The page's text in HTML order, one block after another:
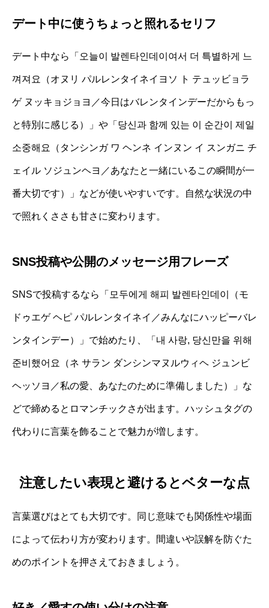
デート中に使うちょっと照れるセリフ
デート中なら「오늘이 발렌타인데이여서 더 특별하게 느
껴져요（オヌリ パルレンタイネイヨソ ト テュッビョラ
ゲ ヌッキョジョヨ／今日はバレンタインデーだからもっ
と特別に感じる）」や「당신과 함께 있는 이 순간이 제일
소중해요（タンシンガ ワ ヘンネ インヌン イ スンガニ チ
ェイル ソジュンヘヨ／あなたと一緒にいるこの瞬間が一
番大切です）」などが使いやすいです。自然な状況の中
で照れくささも甘さに変わります。
SNS投稿や公開のメッセージ用フレーズ
SNSで投稿するなら「모두에게 해피 발렌타인데이（モ
ドゥエゲ ヘピ パルレンタイネイ／みんなにハッピーバレ
ンタインデー）」で始めたり、「내 사랑, 당신만을 위해
준비했어요（ネ サラン ダンシンマヌルウィヘ ジュンビ
ヘッソヨ／私の愛、あなたのために準備しました）」な
どで締めるとロマンチックさが出ます。ハッシュタグの
代わりに言葉を飾ることで魅力が増します。
注意したい表現と避けるとベターな点
言葉選びはとても大切です。同じ意味でも関係性や場面
によって伝わり方が変わります。間違いや誤解を防ぐた
めのポイントを押さえておきましょう。